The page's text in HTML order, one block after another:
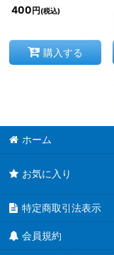
400 円 (税込)
購入する
ホーム
お気に入り
特定商取引法表示
会員規約